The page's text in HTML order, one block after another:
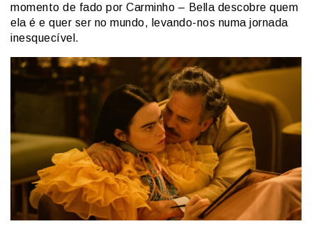
momento de fado por Carminho – Bella descobre quem
ela é e quer ser no mundo, levando-nos numa jornada
inesquecível.